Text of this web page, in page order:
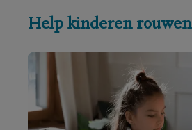
Help kinderen rouwen